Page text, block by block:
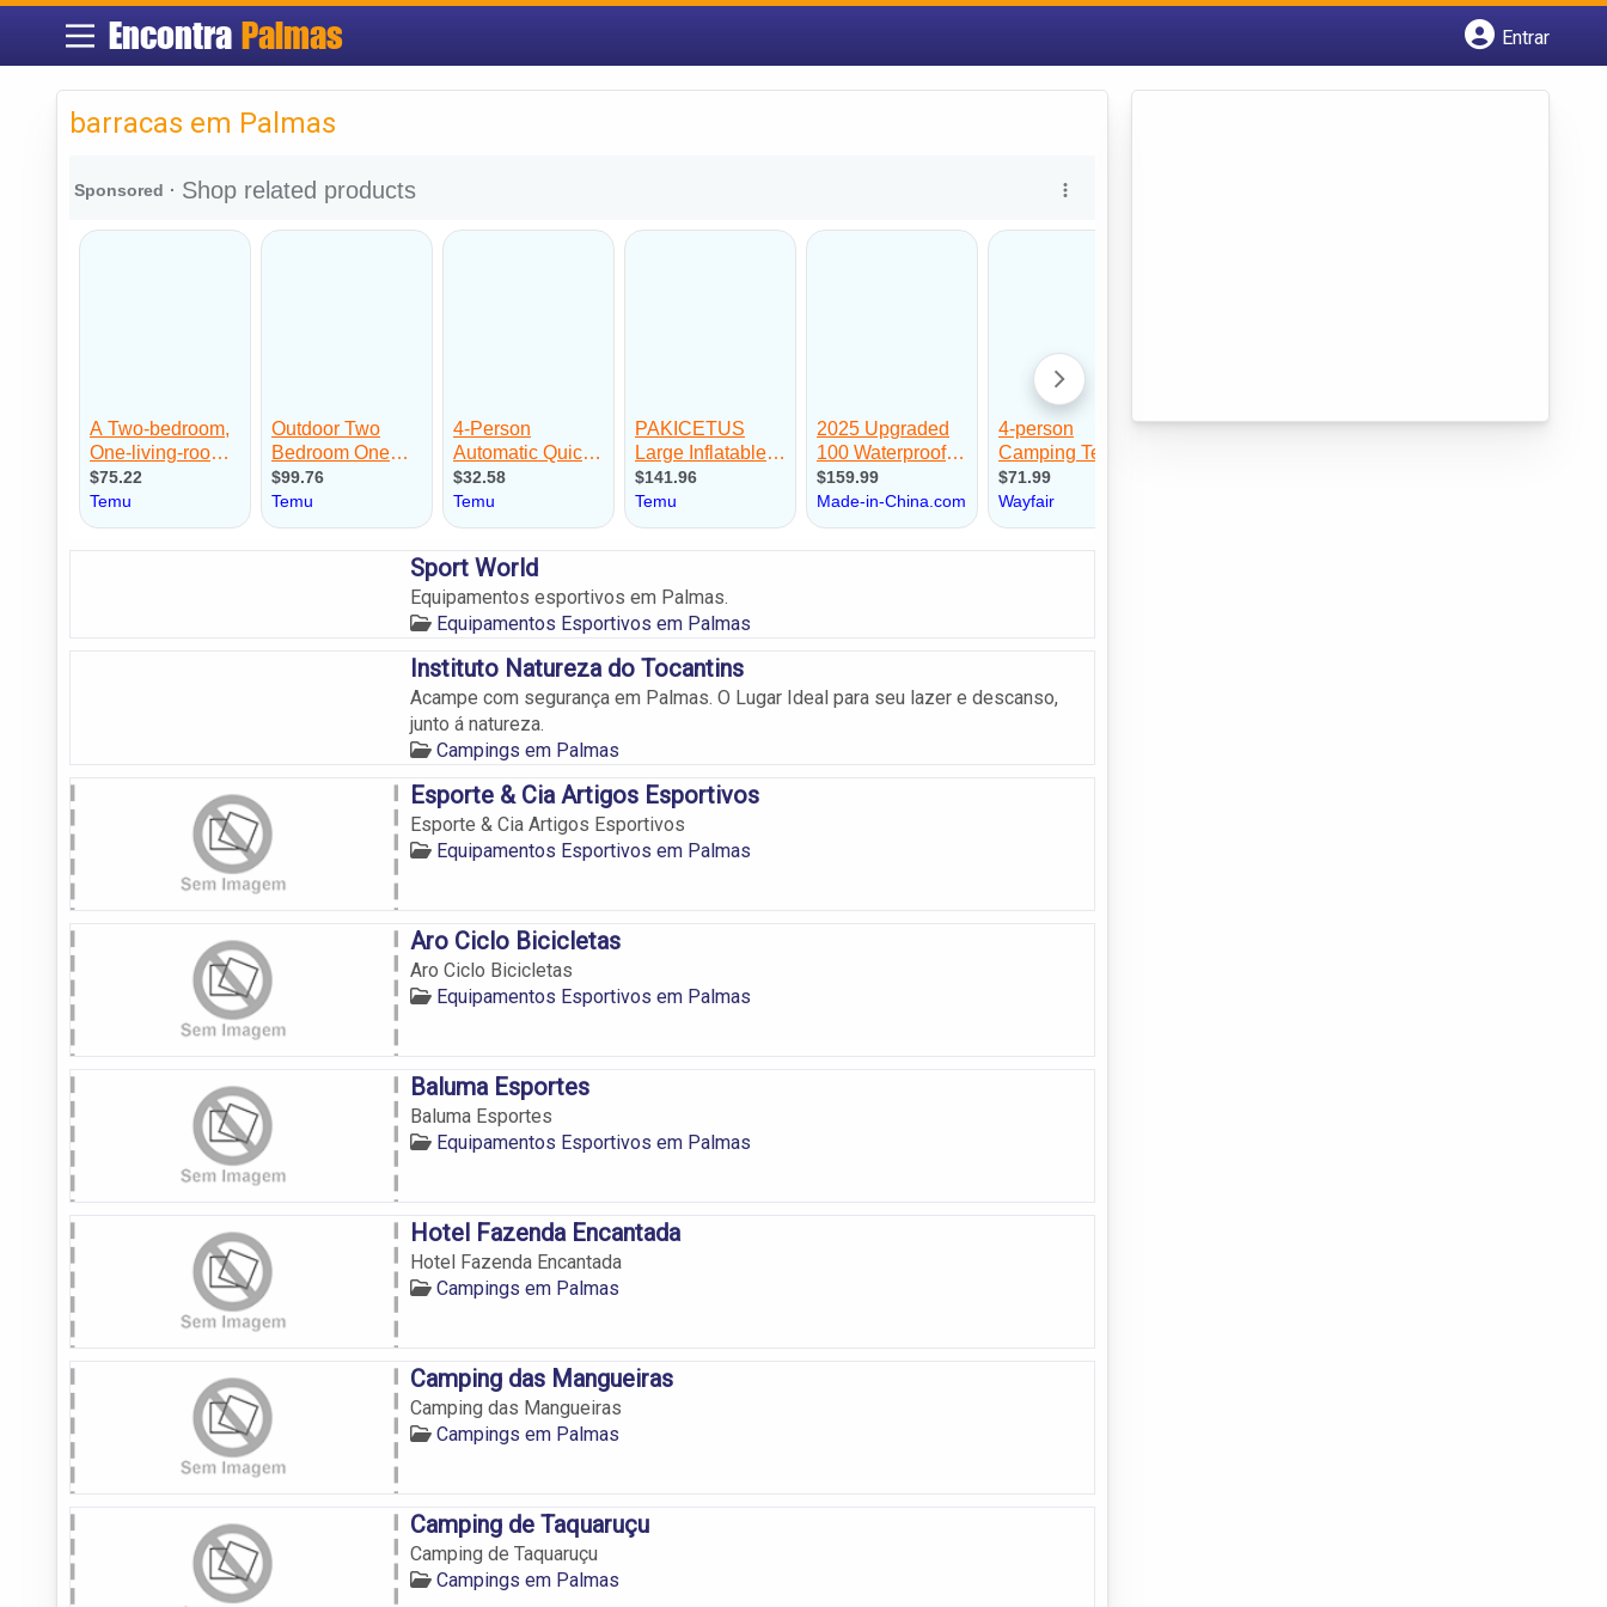
Encontra Palmas
Entrar
barracas em Palmas
Sport World
Equipamentos esportivos em Palmas.
Equipamentos Esportivos em Palmas
Instituto Natureza do Tocantins
Acampe com segurança em Palmas. O Lugar Ideal para seu lazer e descanso,
junto á natureza.
Campings em Palmas
Esporte & Cia Artigos Esportivos
Esporte & Cia Artigos Esportivos
Equipamentos Esportivos em Palmas
Aro Ciclo Bicicletas
Aro Ciclo Bicicletas
Equipamentos Esportivos em Palmas
Baluma Esportes
Baluma Esportes
Equipamentos Esportivos em Palmas
Hotel Fazenda Encantada
Hotel Fazenda Encantada
Campings em Palmas
Camping das Mangueiras
Camping das Mangueiras
Campings em Palmas
Camping de Taquaruçu
Camping de Taquaruçu
Campings em Palmas